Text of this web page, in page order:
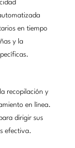
en tiempo
y la
recopilación y
en línea.
dirigir sus
efectiva.